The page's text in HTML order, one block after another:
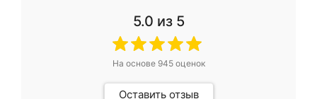
5.0 из 5
На основе 945оценок
Оставить отзыв